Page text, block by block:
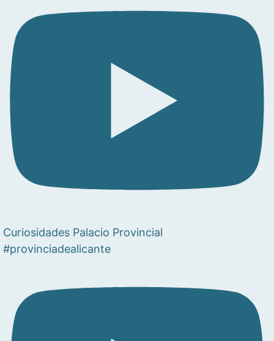
Curiosidades Palacio Provincial
#provinciadealicante